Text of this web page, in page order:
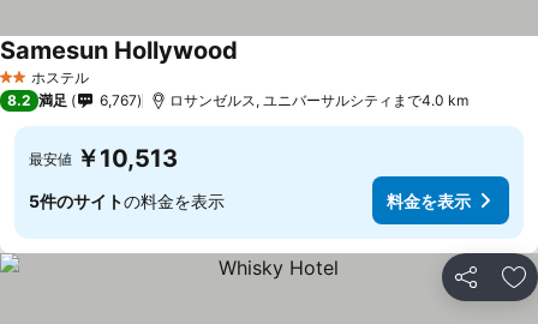
2 ホテルのランク
ホステル
Samesun Hollywood
8.2 満足 6,767 ロサンゼルス, ユニバーサルシティまで4.0 km
最安値 ￥10,513
5件のサイトの料金を表示 料金を表示
シェア お